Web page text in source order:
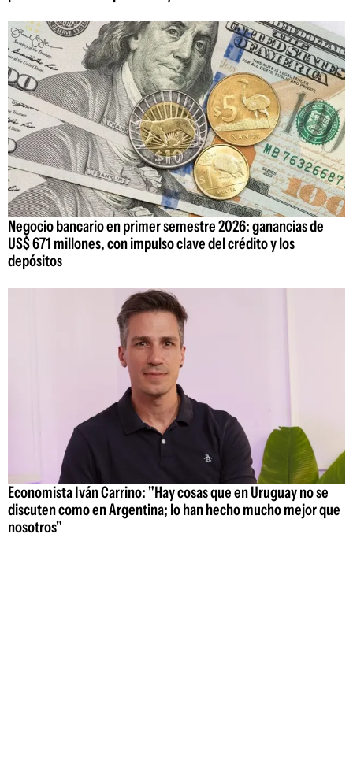
Negocio bancario en primer semestre 2026: ganancias de
US$ 671 millones, con impulso clave del crédito y los
depósitos
Economista Iván Carrino: "Hay cosas que en Uruguay no se
discuten como en Argentina; lo han hecho mucho mejor que
nosotros"